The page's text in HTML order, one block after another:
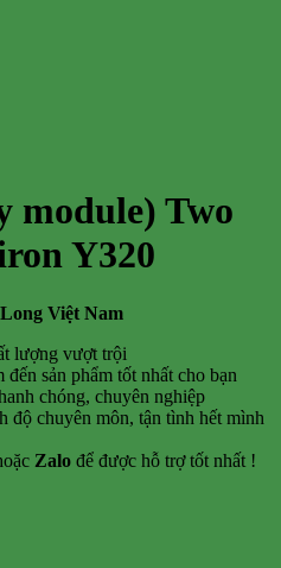
module) Two
Y320
Việt Nam
lượng vượt trội
sản phẩm tốt nhất cho bạn
chóng, chuyên nghiệp
độ chuyên môn, tận tình hết mình
Zalo để được hỗ trợ tốt nhất !